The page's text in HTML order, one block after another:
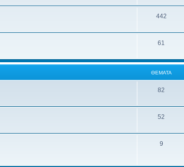
442
61
ΘΈΜΑΤΑ
82
52
9